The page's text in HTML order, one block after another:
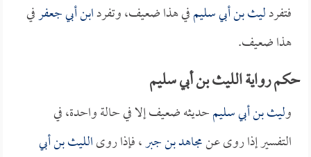
فتفردليث بن أبي سليمفي هذا ضعيف، وتفردابن أبي جعفرفي
هذا ضعيف.
حكم رواية الليث بن أبي سليم
وليث بن أبي سليمحديثه ضعيف إلا في حالة واحدة، في
التفسير إذا روى عنمجاهد بن جبر، فإذا روىالليث بن أبي